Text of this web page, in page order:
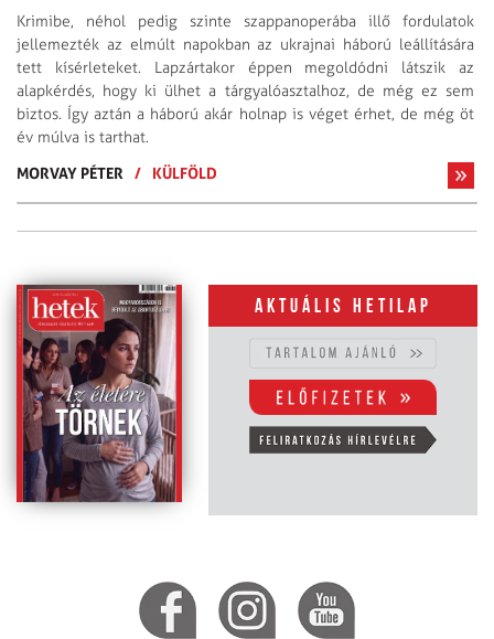
Krimibe, néhol pedig szinte szappanoperába illő fordulatok
jellemezték az elmúlt napokban az ukrajnai háború leállítására
tett kísérleteket. Lapzártakor éppen megoldódni látszik az
alapkérdés, hogy ki ülhet a tárgyaló­asztalhoz, de még ez sem
biztos. Így aztán a háború akár holnap is véget érhet, de még öt
év múlva is tarthat.
MORVAY PÉTER
/ KÜLFÖLD
Aktuális hetilap